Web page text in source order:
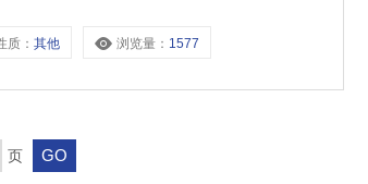
质：其他 浏览量： 1577
页